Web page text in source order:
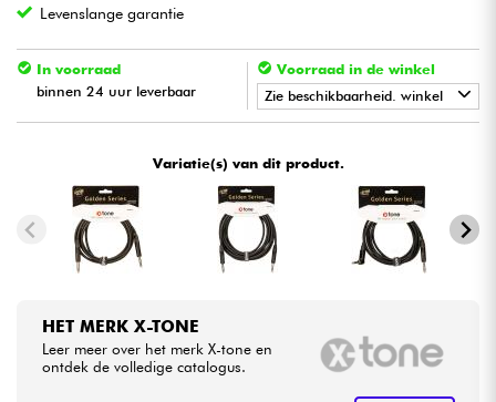
Blaasinstrument
Viool & Quatuor
Kabels & toebehoren
HiFi
Bekijk onze merken
Levenslange garantie
In voorraad
binnen 24 uur leverbaar
Voorraad in de winkel
Zie beschikbaarheid. winkel
• BASS MANIAC BY Star'SMusic
• METAL GUITAR BY Star Music
• BRUXELLES
Variatie(s) van dit product.
HET MERK X-TONE
Leer meer over het merk X-tone en
ontdek de volledige catalogus.